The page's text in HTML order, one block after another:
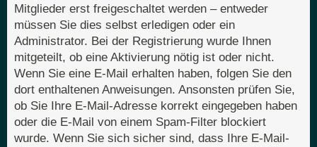
Mitglieder erst freigeschaltet werden – entweder
müssen Sie dies selbst erledigen oder ein
Administrator. Bei der Registrierung wurde Ihnen
mitgeteilt, ob eine Aktivierung nötig ist oder nicht.
Wenn Sie eine E-Mail erhalten haben, folgen Sie den
dort enthaltenen Anweisungen. Ansonsten prüfen Sie,
ob Sie Ihre E-Mail-Adresse korrekt eingegeben haben
oder die E-Mail von einem Spam-Filter blockiert
wurde. Wenn Sie sich sicher sind, dass Ihre E-Mail-